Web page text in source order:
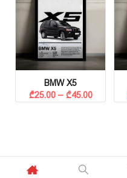
BMW X5
₾25.00 – ₾45.00Price range: ₾25.00 through ₾45.00